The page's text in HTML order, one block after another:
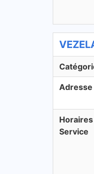
Adresse
Horaires
Service